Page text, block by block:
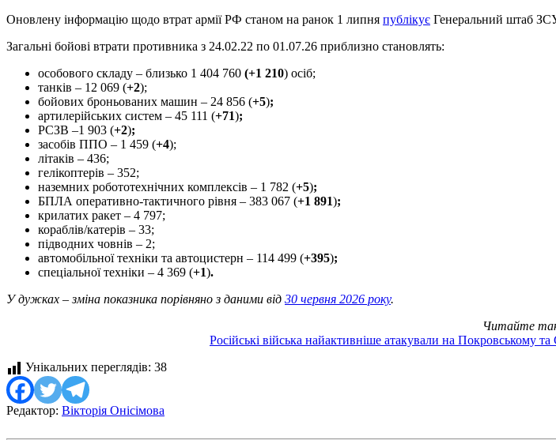
Оновлену інформацію щодо втрат армії РФ станом на ранок 1 липня публікує Генеральний штаб
Загальні бойові втрати противника з 24.02.22 по 01.07.26 приблизно становлять:
особового складу ‒ близько 1 404 760 (+1 210) осіб;
танків ‒ 12 069 (+2);
бойових броньованих машин ‒ 24 856 (+5);
артилерійських систем – 45 111 (+71);
РСЗВ –1 903 (+2);
засобів ППО – 1 459 (+4);
літаків – 436;
гелікоптерів – 352;
наземних робототехнічних комплексів – 1 782 (+5);
БПЛА оперативно-тактичного рівня – 383 067 (+1 891);
крилатих ракет – 4 797;
кораблів/катерів ‒ 33;
підводних човнів – 2;
автомобільної техніки та автоцистерн – 114 499 (+395);
спеціальної техніки ‒ 4 369 (+1).
У дужках – зміна показника порівняно з даними від 30 червня 2026 року.
Читайте
Російські війська найактивніше атакували на Покровському
Унікальних переглядів: 38
Редактор: Вікторія Онісімова